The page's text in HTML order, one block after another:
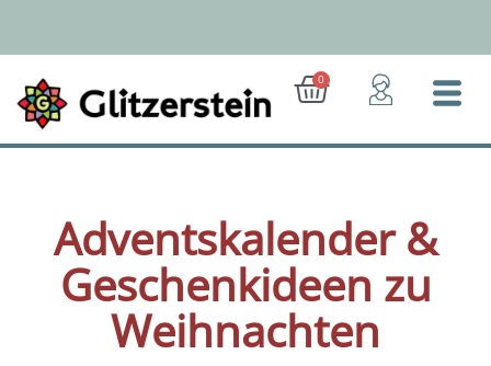
springen
0
Warenkorb
Adventskalender &
Geschenkideen zu
Weihnachten